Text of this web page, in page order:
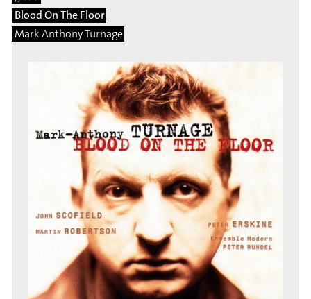
Blood On The Floor
Mark Anthony Turnage